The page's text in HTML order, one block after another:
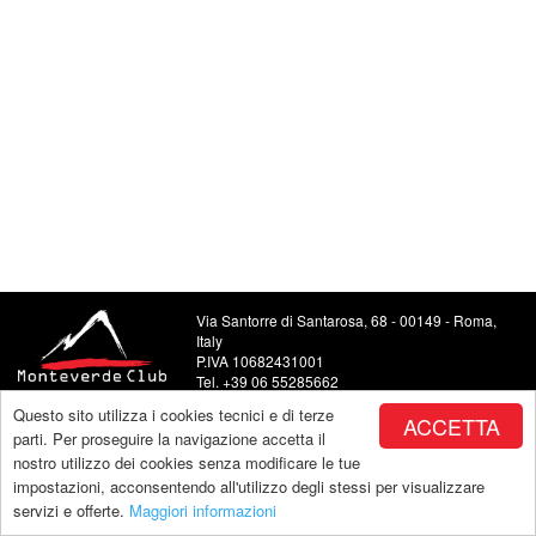
ACCETTA
Questo sito utilizza i cookies tecnici e di terze
parti. Per proseguire la navigazione accetta il
nostro utilizzo dei cookies senza modificare le tue
impostazioni, acconsentendo all'utilizzo degli stessi per visualizzare
servizi e offerte. Maggiori informazioni
Via Santorre di Santarosa, 68 - 00149 - Roma,
Italy
P.IVA 10682431001
Tel. +39 06 55285662
Food and Beverage +39 06 5504443
E-mail: info@monteverdeclub.it
Copyright by Monteverde |powered by Makeitapp